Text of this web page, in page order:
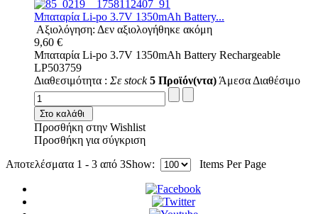
Μπαταρία Li-po 3.7V 1350mAh Battery...
Αξιολόγηση: Δεν αξιολογήθηκε ακόμη
9,60 €
Μπαταρία Li-po 3.7V 1350mAh Battery Rechargeable
LP503759
Διαθεσιμότητα : Σε stock 5 Προϊόν(ντα) Άμεσα Διαθέσιμο
Στο καλάθι
Προσθήκη στην Wishlist
Προσθήκη για σύγκριση
Αποτελέσματα 1 - 3 από 3Show: Items Per Page